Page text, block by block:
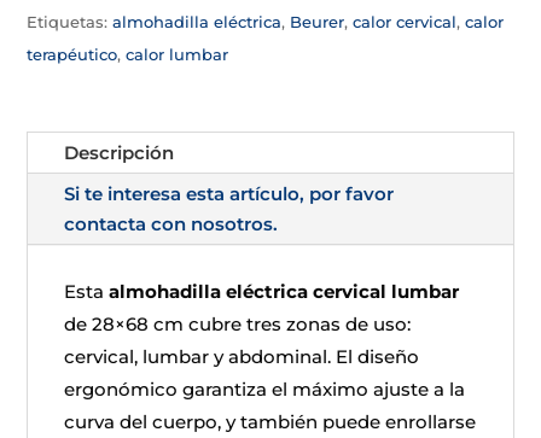
Etiquetas:almohadilla eléctrica, Beurer,calor cervical,calor
terapéutico,calor lumbar
Descripción
Si te interesa esta artículo, por favor
contacta con nosotros.
Estaalmohadilla eléctrica cervical lumbar
de 28×68 cm cubre tres zonas de uso:
cervical, lumbar y abdominal. El diseño
ergonómico garantiza el máximo ajuste a la
curva del cuerpo, y también puede enrollarse